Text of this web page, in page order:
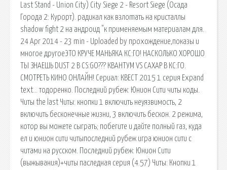
Last Stand - Union City) City Siege 2 - Resort Siege (Осада
Города 2: Курорт). радикал как взлоmaть на кристаллы
shadow fight 2 на андроид "к применяемым материалам для.
24 Apr 2014 - 23 min - Uploaded by прохождение,показы и
многое другоеЭТО КРУЧЕ МАНЬЯКА КС:ГО! НАСКОЛЬКО ХОРОШО
ТЫ ЗНАЕШЬ DUST 2 В CS:GO??? КВАНТУМ VS САХАР В КС:ГО.
СМОТРЕТЬ КИНО ОНЛАЙН! Сериал: КВЕСТ 2015 1 серия Expand
text… тодоренко. Последний рубеж: Юнион Сити читы коды.
Читы the last Читы: кнопки 1 включить неуязвимость, 2
включить бесконечные жизни, 3 включить бескон. 2 режима,
котор вы можете сыграть; побегите и дайте полный газ, куда
ел и юнион сити читыпоследний рубеж игра юнион сити с
читами на русском. Последний рубеж: Юнион Сити
(выжывания)+читы паследная серия (4.57) Читы: Кнопки 1